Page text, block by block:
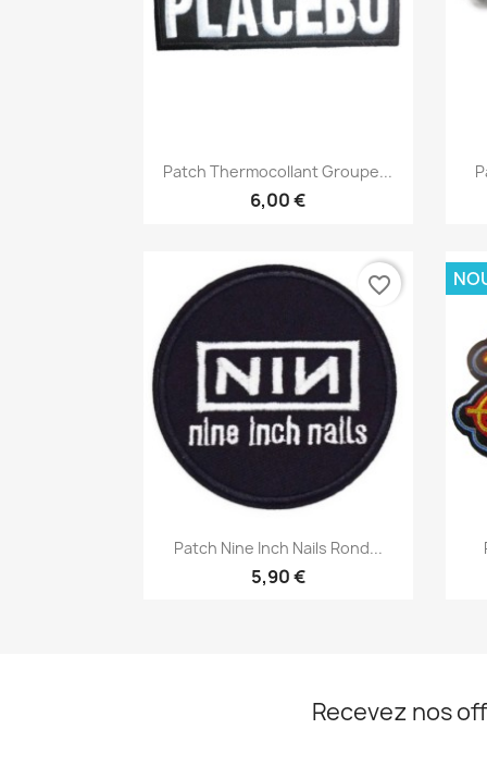
Aperçu rapide
Patch Thermocollant Groupe...
6,00 €
Aperçu rapide
Patch Nine Inch Nails Rond...
5,90 €
favorite_border
Recevez nos